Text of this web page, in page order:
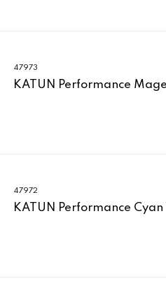
47973
KATUN Performance
47972
KATUN Performance